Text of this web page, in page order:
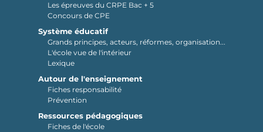
Les épreuves du CRPE Bac + 5
Concours de CPE
Système éducatif
Grands principes, acteurs, réformes, organisation...
L'école vue de l'intérieur
Lexique
Autour de l'enseignement
Fiches responsabilité
Prévention
Ressources pédagogiques
Fiches de l'école